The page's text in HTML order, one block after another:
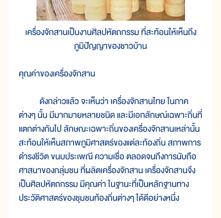
เครื่องจักสานเป็นงานศิลปหัตถกรรม ที่สะท้อนให้เห็นถึง
ภูมิปัญญาของชาวบ้าน
คุณค่าของเครื่องจักสาน
ดังกล่าวแล้ว จะเห็นว่า เครื่องจักสานไทย ในภาค
ต่างๆ นั้น มีมากมายหลายชนิด และมีเอกลักษณ์เฉพาะถิ่นที่
แตกต่างกันไป ลักษณะเฉพาะถิ่นของเครื่องจักสานเหล่านั้น
สะท้อนให้เห็นสภาพภูมิศาสตร์ของแต่ละท้องถิ่น สภาพการ
ดำรงชีวิต ขนบประเพณี ความเชื่อ ตลอดจนถึงการนับถือ
ศาสนาของกลุ่มชน ที่ผลิตเครื่องจักสาน เครื่องจักสานจึง
เป็นศิลปหัตถกรรม มีคุณค่า ในฐานะที่เป็นหลักฐานทาง
ประวัติศาสตร์ของชุมชนท้องถิ่นต่างๆ ได้ดีอย่างหนึ่ง